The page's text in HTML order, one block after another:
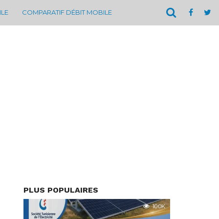
COMPARATIF DÉBIT MOBILE
PLUS POPULAIRES
10.0K